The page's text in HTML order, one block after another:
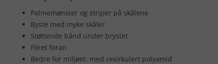
Palmemønster og striper på skålene
Byste med myke skåler
Støttende bånd under brystet
Fôret foran
Bedre for miljøet: med resirkulert polyamid